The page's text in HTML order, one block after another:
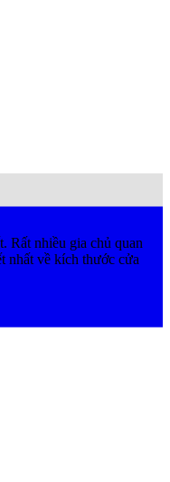
Rất nhiều gia chủ quan
nhất về kích thước cửa